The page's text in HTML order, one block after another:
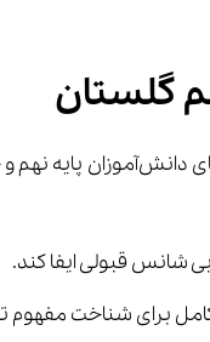
گلستان